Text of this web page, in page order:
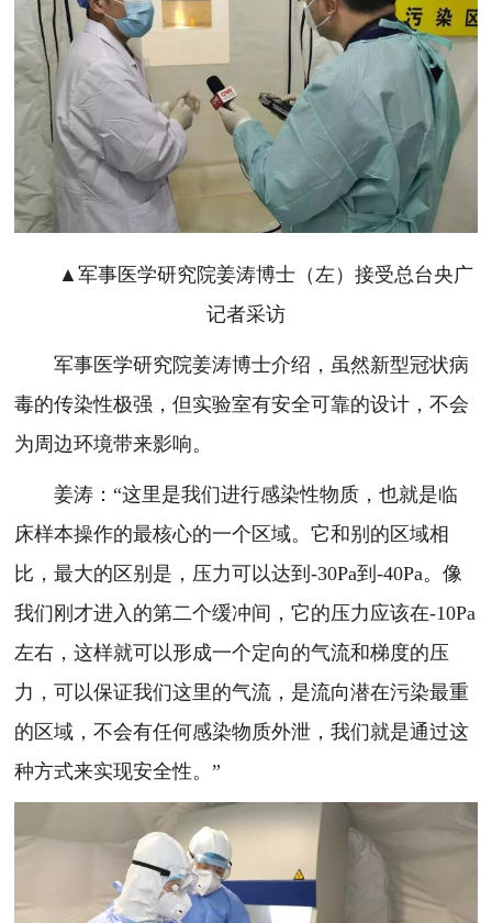
▲军事医学研究院姜涛博士（左）接受总台央广
记者采访
军事医学研究院姜涛博士介绍，虽然新型冠状病
毒的传染性极强，但实验室有安全可靠的设计，不会
为周边环境带来影响。
姜涛：“这里是我们进行感染性物质，也就是临
床样本操作的最核心的一个区域。它和别的区域相
比，最大的区别是，压力可以达到-30Pa到-40Pa。像
我们刚才进入的第二个缓冲间，它的压力应该在-10Pa
左右，这样就可以形成一个定向的气流和梯度的压
力，可以保证我们这里的气流，是流向潜在污染最重
的区域，不会有任何感染物质外泄，我们就是通过这
种方式来实现安全性。”